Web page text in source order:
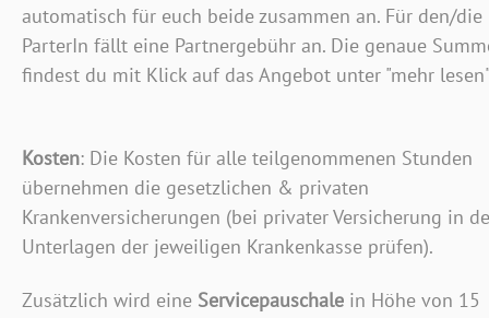
automatisch für euch beide zusammen an. Für den/die
ParterIn fällt eine Partnergebühr an. Die genaue
findest du mit Klick auf das Angebot unter "mehr
Kosten: Die Kosten für alle teilgenommenen Stunden
übernehmen die gesetzlichen & privaten
Krankenversicherungen (bei privater Versicherung in
Unterlagen der jeweiligen Krankenkasse prüfen).
Zusätzlich wird eine Servicepauschale in Höhe von 15